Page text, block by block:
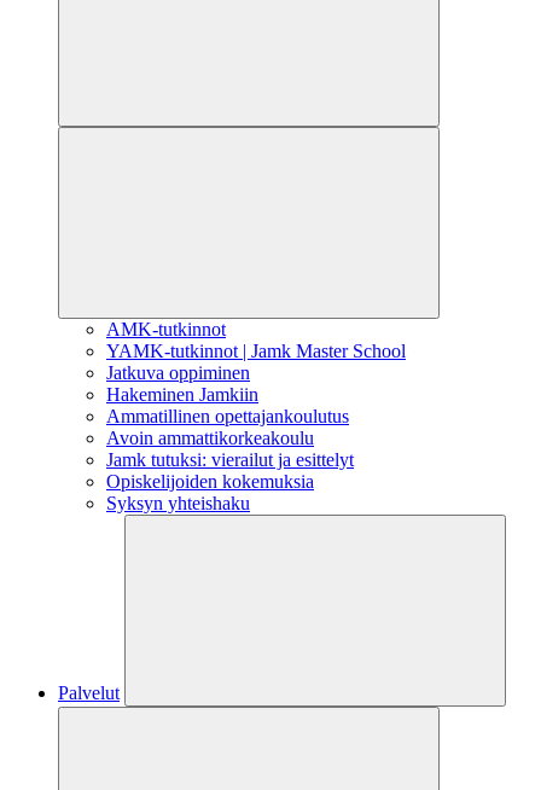
AMK-tutkinnot
YAMK-tutkinnot | Jamk Master School
Jatkuva oppiminen
Hakeminen Jamkiin
Ammatillinen opettajankoulutus
Avoin ammattikorkeakoulu
Jamk tutuksi: vierailut ja esittelyt
Opiskelijoiden kokemuksia
Syksyn yhteishaku
Palvelut